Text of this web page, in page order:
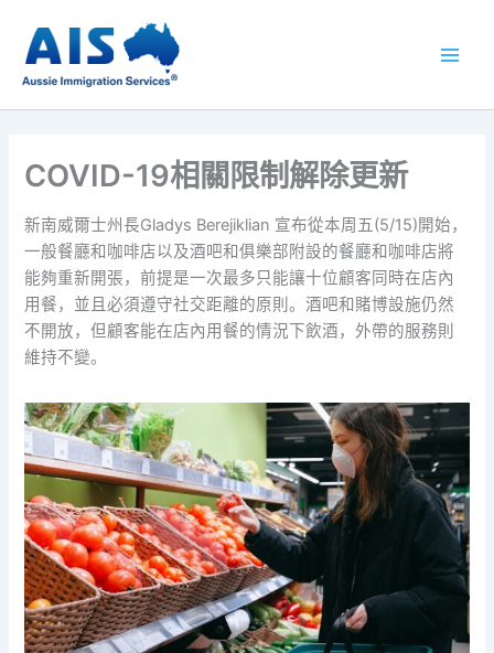
COVID-19相關限制解除更新
新南威爾士州長Gladys Berejiklian 宣布從本周五(5/15)開始，
一般餐廳和咖啡店以及酒吧和俱樂部附設的餐廳和咖啡店將
能夠重新開張，前提是一次最多只能讓十位顧客同時在店內
用餐，並且必須遵守社交距離的原則。酒吧和賭博設施仍然
不開放，但顧客能在店內用餐的情況下飲酒，外帶的服務則
維持不變。